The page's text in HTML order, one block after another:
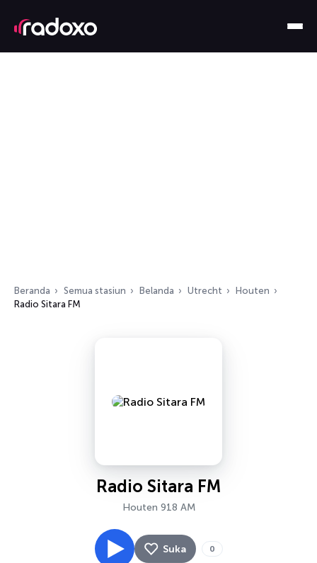
Beranda Semua stasiun Belanda Utrecht
Houten
Radio Sitara FM
Radio Sitara FM
Houten 918 AM
Suka 0